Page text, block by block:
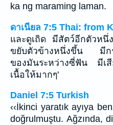
ka ng maraming laman.
ดาเนียล 7:5 Thai: from
และดูเถิด มีสัตว์อีกตัวห
ขยับตัวข้างหนึ่งขึ้น มีกร
ของมันระหว่างซี่ฟัน มีเ
เนื้อให้มากๆ'
Daniel 7:5 Turkish
‹‹İkinci yaratık ayıya
doğrulmuştu. Ağzında,